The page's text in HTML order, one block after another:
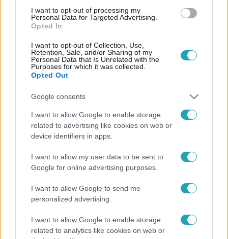
I want to opt-out of processing my
Personal Data for Targeted Advertising.
Opted In
I want to opt-out of Collection, Use,
Retention, Sale, and/or Sharing of my
Personal Data that Is Unrelated with the
Purposes for which it was collected.
Opted Out
Google consents
I want to allow Google to enable storage
related to advertising like cookies on web or
device identifiers in apps.
I want to allow my user data to be sent to
Google for online advertising purposes.
I want to allow Google to send me
personalized advertising.
I want to allow Google to enable storage
related to analytics like cookies on web or
TOP HÍREK
Népszerű